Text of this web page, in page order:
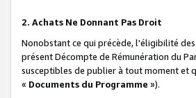
2. Achats Ne Donnant Pas Droit
Nonobstant ce qui précède, l'éligibilité
présent Décompte de Rémunération du
susceptibles de publier à tout moment et
« Documents du Programme »).